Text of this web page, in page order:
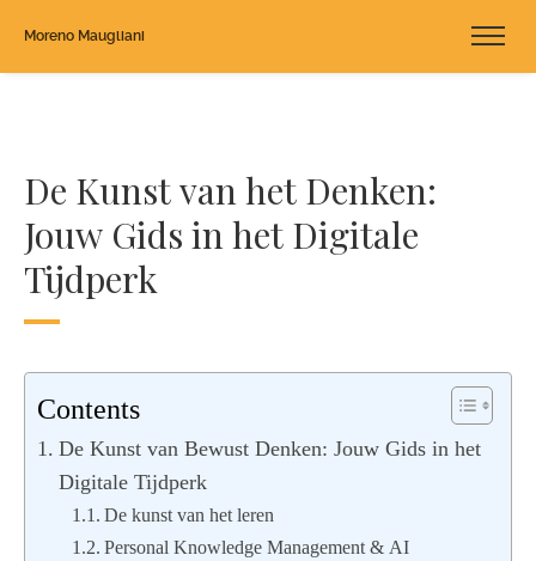
Moreno Maugliani
De Kunst van het Denken:
Jouw Gids in het Digitale
Tijdperk
Contents
De Kunst van Bewust Denken: Jouw Gids in het
Digitale Tijdperk
De kunst van het leren
Personal Knowledge Management & AI